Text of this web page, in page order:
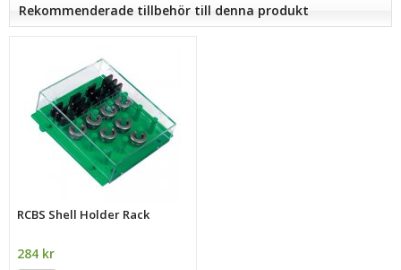
Rekommenderade tillbehör till denna produkt
RCBS Shell Holder Rack
284 kr